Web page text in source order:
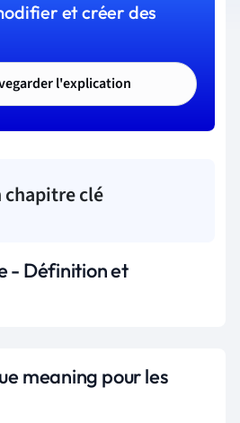
et créer des
l'explication
chapitre clé
- Définition et
meaning pour les